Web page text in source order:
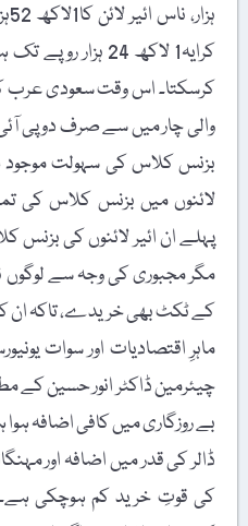
کرایہ1 لاکھ 24
کرسکتا۔ اس وقت سعودی عرب
والی چار میں سے صرف دو پی
لائنوں میں بزنس کلاس کی
پہلے ان ائیر لائنوں کی بزنس
مگر مجبوری کی وجہ سے
کے ٹکٹ بھی خریدے، تاکہ ان
ماہرِ اقتصادیات اور سوات
چیئرمین ڈاکٹر انور حسین کے
بے روزگاری میں کافی اضافہ
ڈالر کی قدر میں اضافہ اور
کی قوتِ خرید کم ہوچکی